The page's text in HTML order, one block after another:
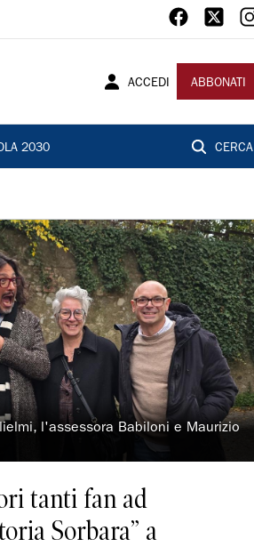
ACCEDI ABBONATI
2030 CERCA
l'assessora Babiloni e Maurizio
tanti fan ad
Sorbara” a